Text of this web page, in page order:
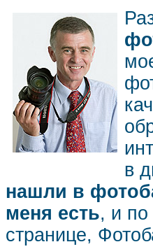
в
нашли в
меня есть, и по
странице,